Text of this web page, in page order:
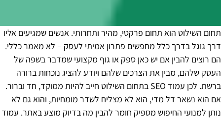
תחום השילוט הוא תחום פרקטי, מהיר ותחרותי. אנשים שמגיעים אליו
דרך גוגל בדרך כלל מחפשים פתרון אמיתי לעסק – לא מאמר כללי.
הם רוצים להבין אם יש כאן ספק או גוף מקצועי שמדבר בשפה של
העסק שלהם, מבין את הצרכים שלהם ויודע להציג נוכחות ברורה
ברשת. לכן עמוד SEO בתחום השילוט חייב להיות ממוקד, חד וברור.
אם הוא נשאר דל מדי, הוא לא מצליח לשדר מומחיות, והוא גם לא
נותן למנועי החיפוש מספיק חומר להבין מה בדיוק מוצע באתר. עמוד